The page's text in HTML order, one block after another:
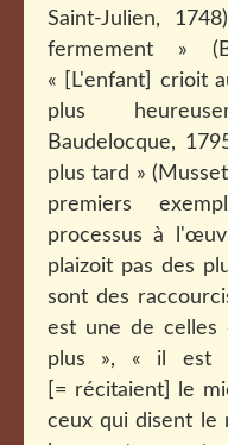
Saint-Julien,
fermement »
« [L'enfant] crioit
plus
Baudelocque,
plus tard »
premiers
processus à
plaizoit pas des
sont des
est une de celles
plus », « il est
[= récitaient] le
ceux qui disent le